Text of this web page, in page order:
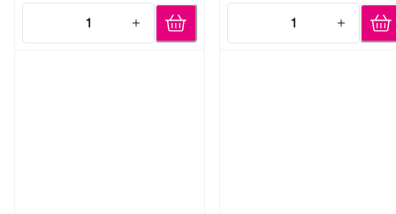
1
Quantity: 1
1
Quantity: 1